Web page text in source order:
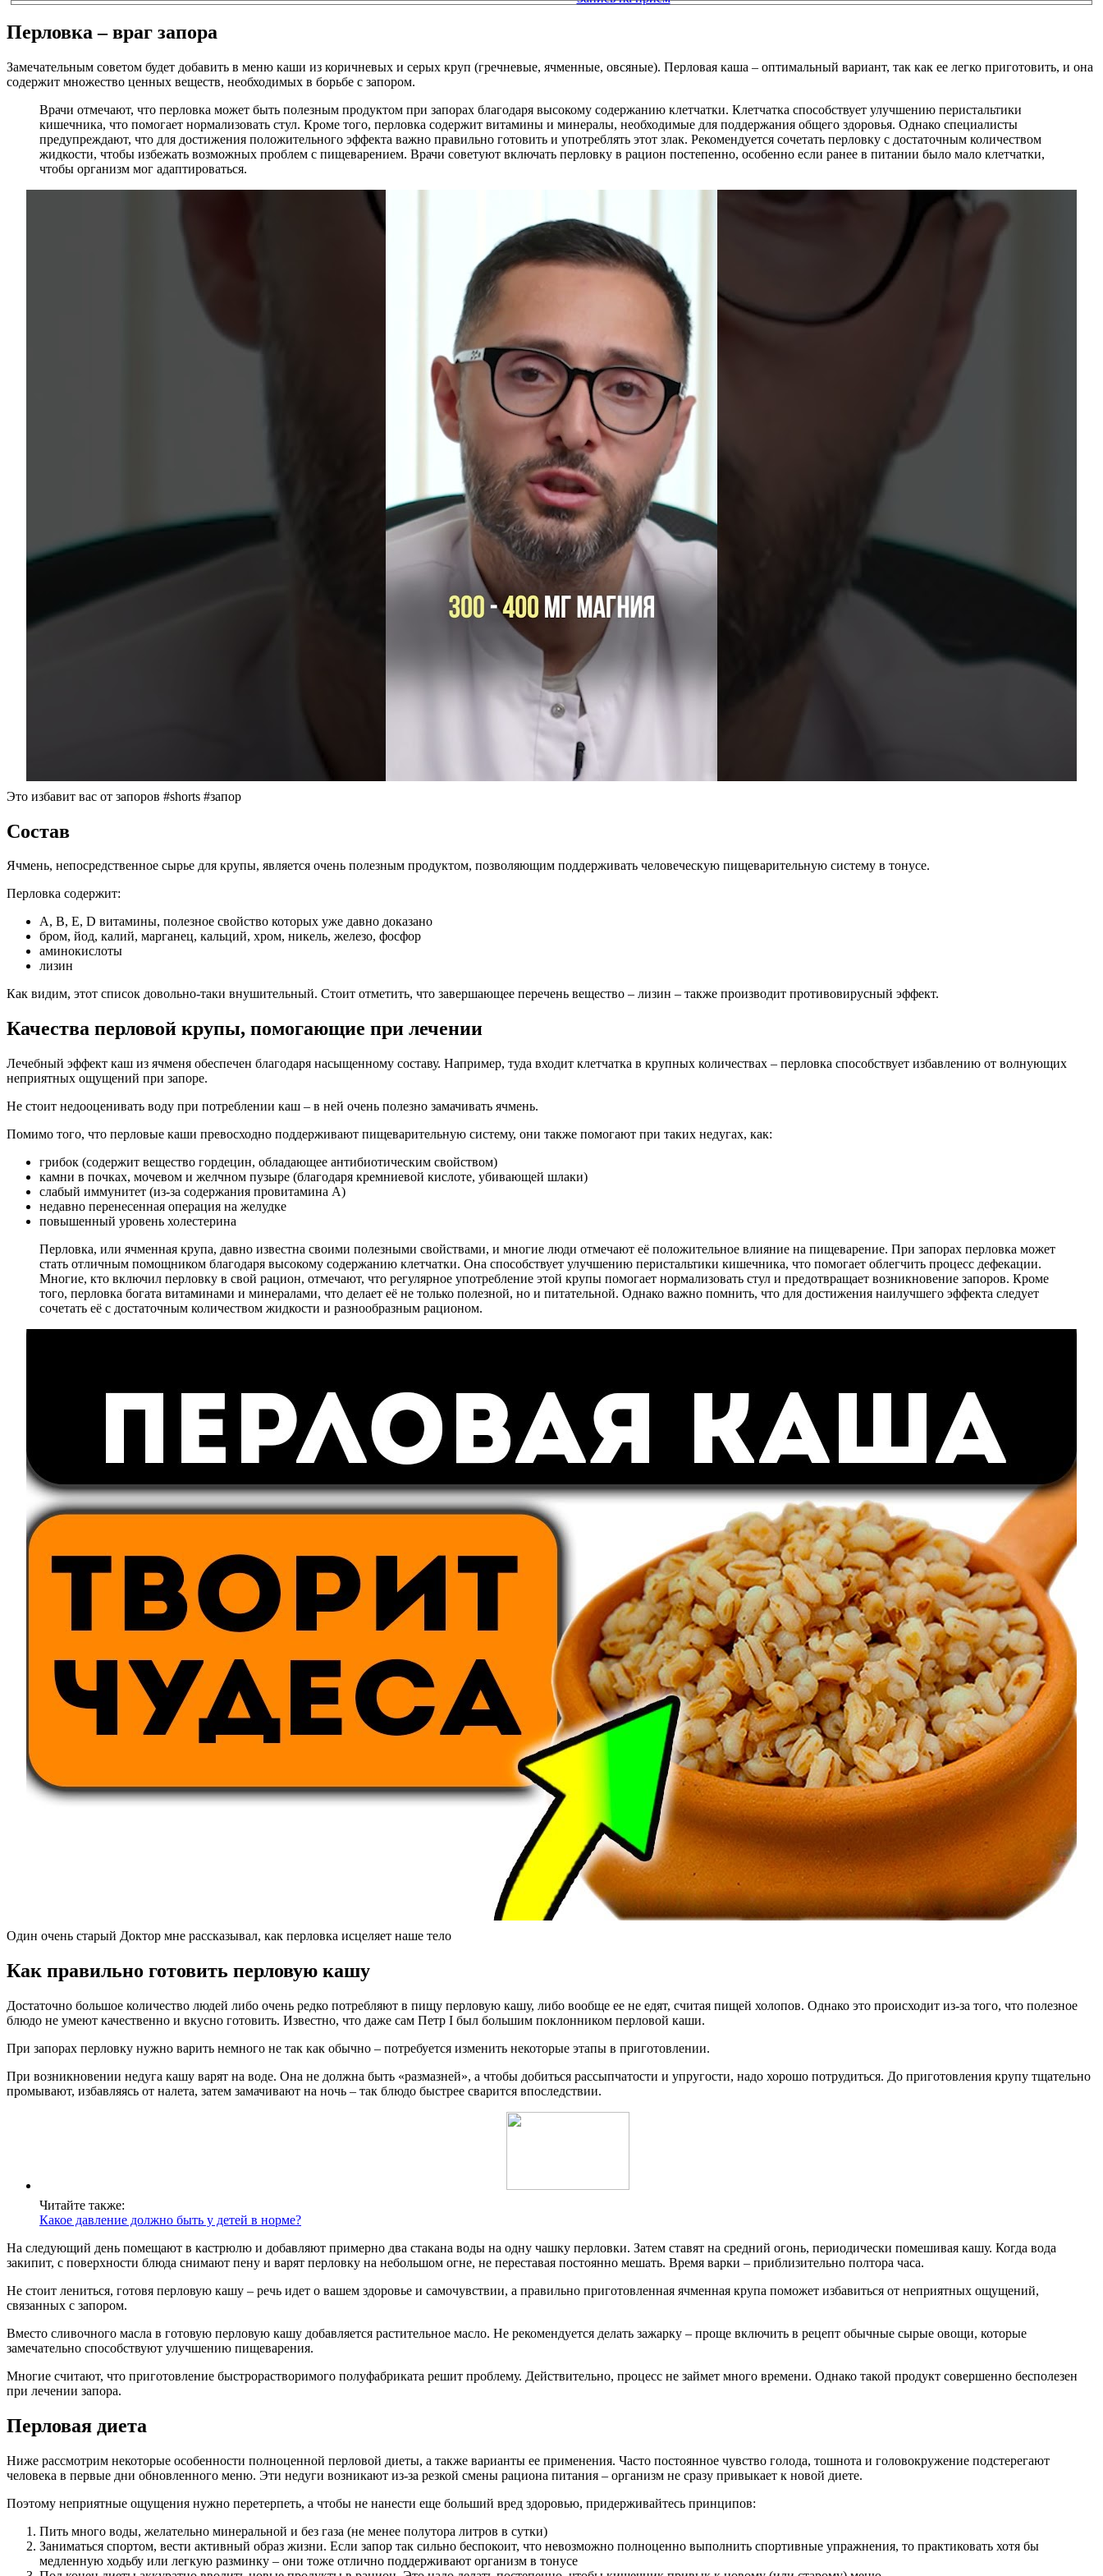
Перловка – враг запора
Замечательным советом будет добавить в меню каши из коричневых и серых круп (гречневые, ячменные, овсяные). Перловая каша – оптимальный вариант, так как ее легко приготовить, и она
содержит множество ценных веществ, необходимых в борьбе с запором.
Врачи отмечают, что перловка может быть полезным продуктом при запорах благодаря высокому содержанию клетчатки. Клетчатка способствует улучшению перистальтики
кишечника, что помогает нормализовать стул. Кроме того, перловка содержит витамины и минералы, необходимые для поддержания общего здоровья. Однако специалисты
предупреждают, что для достижения положительного эффекта важно правильно готовить и употреблять этот злак. Рекомендуется сочетать перловку с достаточным количеством
жидкости, чтобы избежать возможных проблем с пищеварением. Врачи советуют включать перловку в рацион постепенно, особенно если ранее в питании было мало клетчатки,
чтобы организм мог адаптироваться.
Это избавит вас от запоров #shorts #запор
Состав
Ячмень, непосредственное сырье для крупы, является очень полезным продуктом, позволяющим поддерживать человеческую пищеварительную систему в тонусе.
Перловка содержит:
А, В, Е, D витамины, полезное свойство которых уже давно доказано
бром, йод, калий, марганец, кальций, хром, никель, железо, фосфор
аминокислоты
лизин
Как видим, этот список довольно-таки внушительный. Стоит отметить, что завершающее перечень вещество – лизин – также производит противовирусный эффект.
Качества перловой крупы, помогающие при лечении
Лечебный эффект каш из ячменя обеспечен благодаря насыщенному составу. Например, туда входит клетчатка в крупных количествах – перловка способствует избавлению от волнующих
неприятных ощущений при запоре.
Не стоит недооценивать воду при потреблении каш – в ней очень полезно замачивать ячмень.
Помимо того, что перловые каши превосходно поддерживают пищеварительную систему, они также помогают при таких недугах, как:
грибок (содержит вещество гордецин, обладающее антибиотическим свойством)
камни в почках, мочевом и желчном пузыре (благодаря кремниевой кислоте, убивающей шлаки)
слабый иммунитет (из-за содержания провитамина А)
недавно перенесенная операция на желудке
повышенный уровень холестерина
Перловка, или ячменная крупа, давно известна своими полезными свойствами, и многие люди отмечают её положительное влияние на пищеварение. При запорах перловка может
стать отличным помощником благодаря высокому содержанию клетчатки. Она способствует улучшению перистальтики кишечника, что помогает облегчить процесс дефекации.
Многие, кто включил перловку в свой рацион, отмечают, что регулярное употребление этой крупы помогает нормализовать стул и предотвращает возникновение запоров. Кроме
того, перловка богата витаминами и минералами, что делает её не только полезной, но и питательной. Однако важно помнить, что для достижения наилучшего эффекта следует
сочетать её с достаточным количеством жидкости и разнообразным рационом.
Один очень старый Доктор мне рассказывал, как перловка исцеляет наше тело
Как правильно готовить перловую кашу
Достаточно большое количество людей либо очень редко потребляют в пищу перловую кашу, либо вообще ее не едят, считая пищей холопов. Однако это происходит из-за того, что полезное
блюдо не умеют качественно и вкусно готовить. Известно, что даже сам Петр I был большим поклонником перловой каши.
При запорах перловку нужно варить немного не так как обычно – потребуется изменить некоторые этапы в приготовлении.
При возникновении недуга кашу варят на воде. Она не должна быть «размазней», а чтобы добиться рассыпчатости и упругости, надо хорошо потрудиться. До приготовления крупу тщательно
промывают, избавляясь от налета, затем замачивают на ночь – так блюдо быстрее сварится впоследствии.
Читайте также:
Какое давление должно быть у детей в норме?
На следующий день помещают в кастрюлю и добавляют примерно два стакана воды на одну чашку перловки. Затем ставят на средний огонь, периодически помешивая кашу. Когда вода
закипит, с поверхности блюда снимают пену и варят перловку на небольшом огне, не переставая постоянно мешать. Время варки – приблизительно полтора часа.
Не стоит лениться, готовя перловую кашу – речь идет о вашем здоровье и самочувствии, а правильно приготовленная ячменная крупа поможет избавиться от неприятных ощущений,
связанных с запором.
Вместо сливочного масла в готовую перловую кашу добавляется растительное масло. Не рекомендуется делать зажарку – проще включить в рецепт обычные сырые овощи, которые
замечательно способствуют улучшению пищеварения.
Многие считают, что приготовление быстрорастворимого полуфабриката решит проблему. Действительно, процесс не займет много времени. Однако такой продукт совершенно бесполезен
при лечении запора.
Перловая диета
Ниже рассмотрим некоторые особенности полноценной перловой диеты, а также варианты ее применения. Часто постоянное чувство голода, тошнота и головокружение подстерегают
человека в первые дни обновленного меню. Эти недуги возникают из-за резкой смены рациона питания – организм не сразу привыкает к новой диете.
Поэтому неприятные ощущения нужно перетерпеть, а чтобы не нанести еще больший вред здоровью, придерживайтесь принципов:
Пить много воды, желательно минеральной и без газа (не менее полутора литров в сутки)
Заниматься спортом, вести активный образ жизни. Если запор так сильно беспокоит, что невозможно полноценно выполнить спортивные упражнения, то практиковать хотя бы
медленную ходьбу или легкую разминку – они тоже отлично поддерживают организм в тонусе